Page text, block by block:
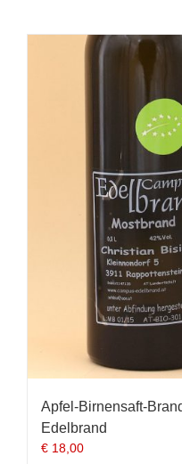
Apfel-Birnensaft-
Edelbrand
€ 18,00